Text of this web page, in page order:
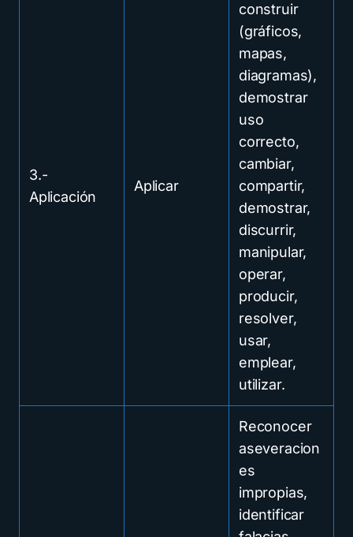
3.-
Aplicación
Aplicar
construir
(gráficos,
mapas,
diagramas),
demostrar
uso
correcto,
cambiar,
compartir,
demostrar,
discurrir,
manipular,
operar,
producir,
resolver,
usar,
emplear,
utilizar.
Reconocer
aseveracion
es
impropias,
identificar